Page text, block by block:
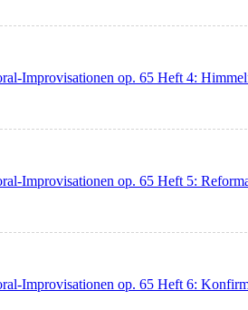
Improvisationen op. 65 Heft 4:
Improvisationen op. 65 Heft 5:
Improvisationen op. 65 Heft 6: